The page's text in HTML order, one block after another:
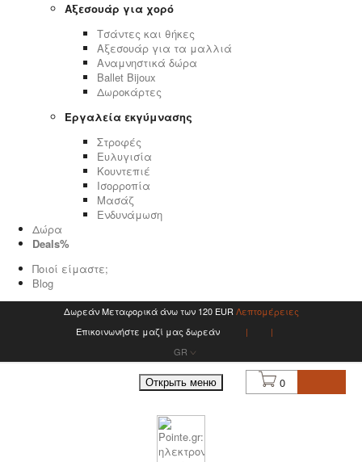
Αξεσουάρ για χορό
Τσάντες και θήκες
Αξεσουάρ για τα μαλλιά
Αναμνηστικά δώρα
Ballet Bijoux
Δωροκάρτες
Εργαλεία εκγύμνασης
Στροφές
Ευλυγισία
Κουντεπιέ
Ισορροπία
Μασάζ
Ενδυνάμωση
Δώρα
Deals%
Ποιοί είμαστε;
Blog
Δωρεάν Μεταφορικά άνω των 120 EUR Λεπτομέρειες
Επικοινωνήστε μαζί μας δωρεάν
GR
Открыть меню 0